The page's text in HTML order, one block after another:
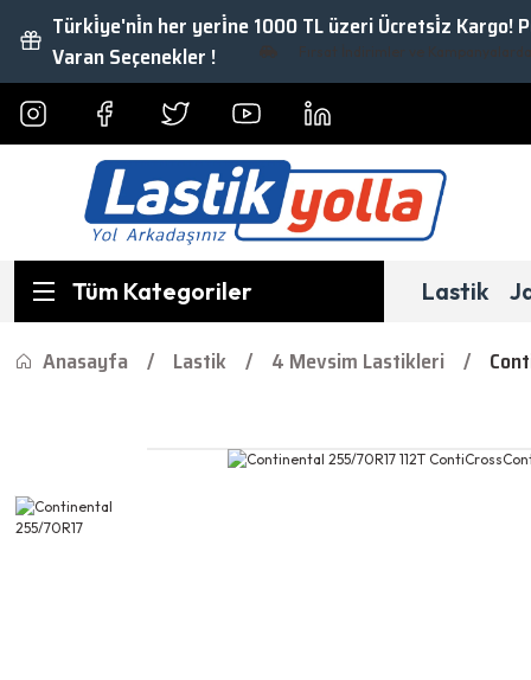
Türki̇ye'ni̇n her yeri̇ne 1000 TL üzeri Ücretsi̇z Kargo!
Varan Seçenekler !
Tüm Kategoriler Lastik
Anasayfa Lastik 4 Mevsim Lastikleri